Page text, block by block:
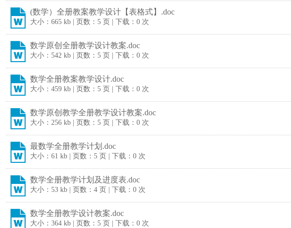
(数学）全册教案教学设计【表格式】.doc
大小：665 kb | 页数：5 页 | 下载：0 次
数学原创全册教学设计教案.doc
大小：542 kb | 页数：5 页 | 下载：0 次
数学全册教案教学设计.doc
大小：459 kb | 页数：5 页 | 下载：0 次
数学原创教学全册教学设计教案.doc
大小：256 kb | 页数：5 页 | 下载：0 次
最数学全册教学计划.doc
大小：61 kb | 页数：5 页 | 下载：0 次
数学全册教学计划及进度表.doc
大小：53 kb | 页数：4 页 | 下载：0 次
数学全册教学设计教案.doc
大小：364 kb | 页数：5 页 | 下载：0 次